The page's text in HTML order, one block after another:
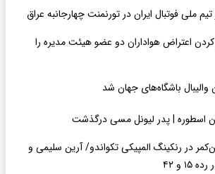
ملی فوتبال ایران در تورنمنت چهارجانبه عراق
اعتراض هواداران دو عضو هیئت مدیره را
والیبال باشگاه‌های جهان شد
اسطوره | پدر لیونل مسی درگذشت
در رنکینگ المپیکی تکواندو/ آرین سلیمی و
و ۴۲